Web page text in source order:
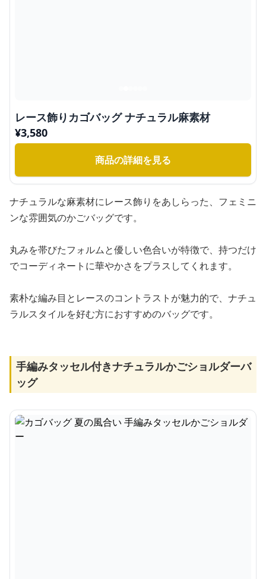
レース飾りカゴバッグ ナチュラル麻素材
¥3,580
商品の詳細を見る
ナチュラルな麻素材にレース飾りをあしらった、フェミニ
ンな雰囲気のかごバッグです。
丸みを帯びたフォルムと優しい色合いが特徴で、持つだけ
でコーディネートに華やかさをプラスしてくれます。
素朴な編み目とレースのコントラストが魅力的で、ナチュ
ラルスタイルを好む方におすすめのバッグです。
手編みタッセル付きナチュラルかごショルダーバ
ッグ